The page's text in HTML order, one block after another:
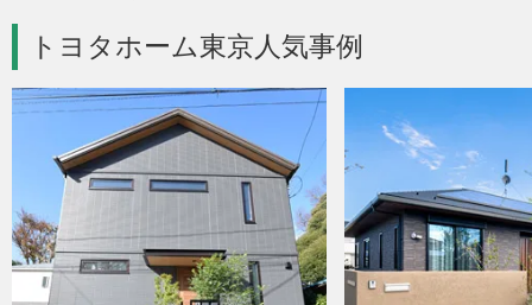
トヨタホーム東京人気事例